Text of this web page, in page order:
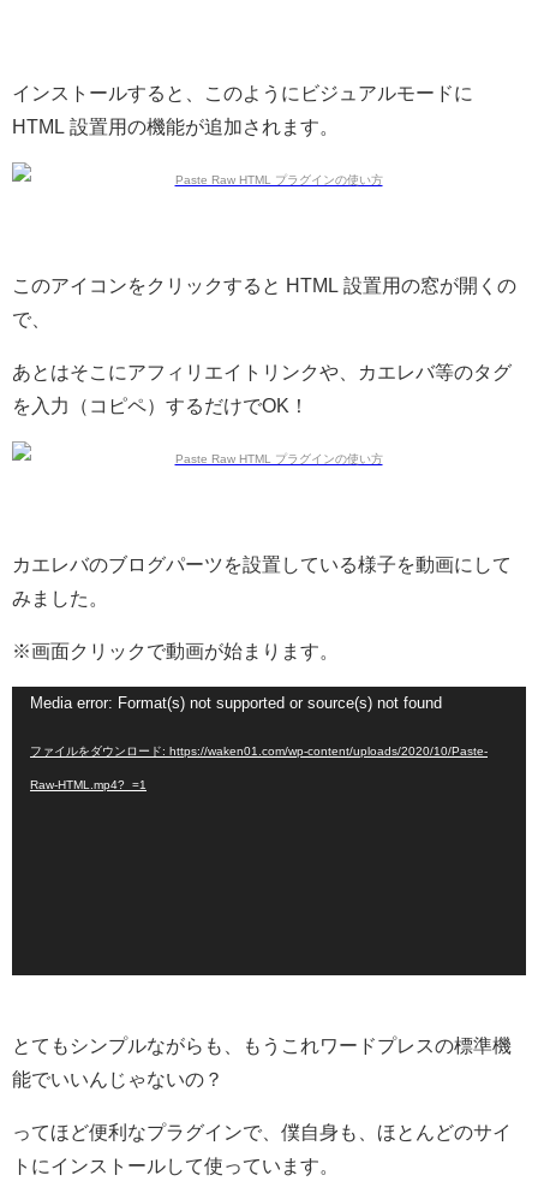
インストールすると、このようにビジュアルモードに
HTML 設置用の機能が追加されます。
このアイコンをクリックすると HTML 設置用の窓が開くの
で、
あとはそこにアフィリエイトリンクや、カエレバ等のタグ
を入力（コピペ）するだけでOK！
カエレバのブログパーツを設置している様子を動画にして
みました。
※画面クリックで動画が始まります。
Media error: Format(s) not supported or source(s) not found
ファイルをダウンロード: https://waken01.com/wp-content/uploads/2020/10/Paste-
Raw-HTML.mp4?_=1
とてもシンプルながらも、もうこれワードプレスの標準機
能でいいんじゃないの？
ってほど便利なプラグインで、僕自身も、ほとんどのサイ
トにインストールして使っています。